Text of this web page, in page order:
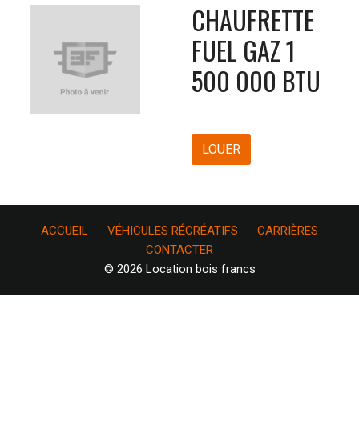
CHAUFRETTE
FUEL GAZ 1
500 000 BTU
LOUER
ACCUEIL VÉHICULES RÉCRÉATIFS
CARRIÈRES
CONTACTER
© 2026 Location bois francs